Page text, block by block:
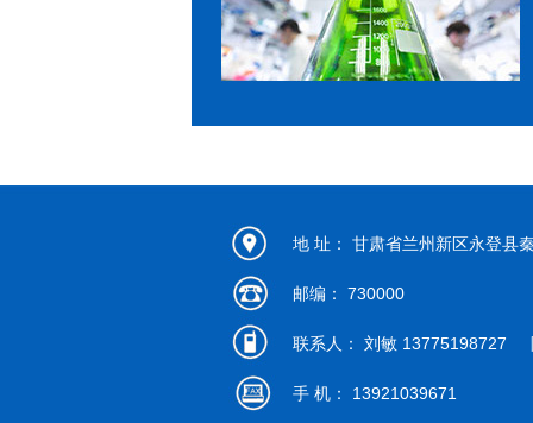
地 址： 甘肃省兰州新区永登县
邮编： 730000
联系人： 刘敏 13775198727
手 机： 13921039671